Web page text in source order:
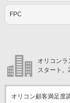
FPC
オリコンラ
スタート。
オリコン顧客満足度